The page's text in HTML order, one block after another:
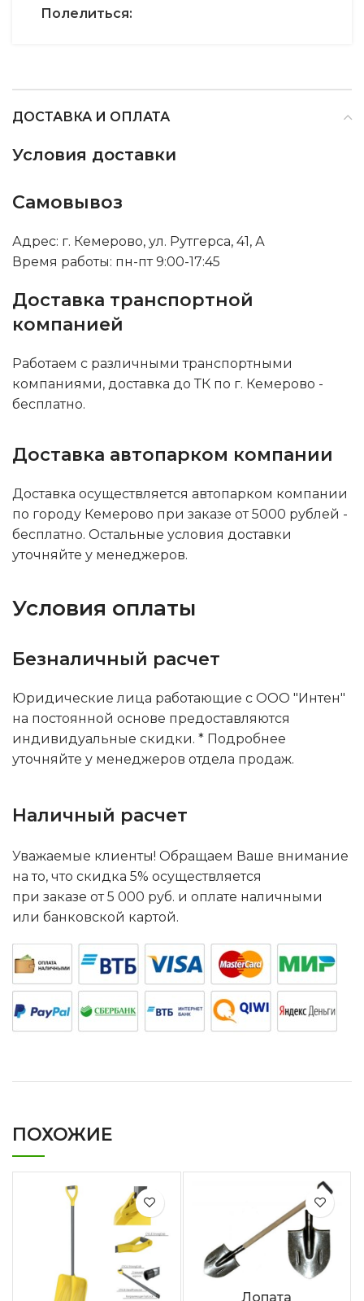
Полелиться:
ДОСТАВКА И ОПЛАТА
Условия доставки
Самовывоз
Адрес: г. Кемерово, ул. Рутгерса, 41, А
Время работы: пн-пт 9:00-17:45
Доставка транспортной
компанией
Работаем с различными транспортными
компаниями, доставка до ТК по г. Кемерово -
бесплатно.
Доставка автопарком компании
Доставка осуществляется автопарком компании
по городу Кемерово при заказе от 5000 рублей -
бесплатно. Остальные условия доставки
уточняйте у менеджеров.
Условия оплаты
Безналичный расчет
Юридические лица работающие с ООО "Интен"
на постоянной основе предоставляются
индивидуальные скидки. * Подробнее
уточняйте у менеджеров отдела продаж.
Наличный расчет
Уважаемые клиенты! Обращаем Ваше внимание
на то, что скидка 5% осуществляется
при заказе от 5 000 руб. и оплате наличными
или банковской картой.
ПОХОЖИЕ
Лопата